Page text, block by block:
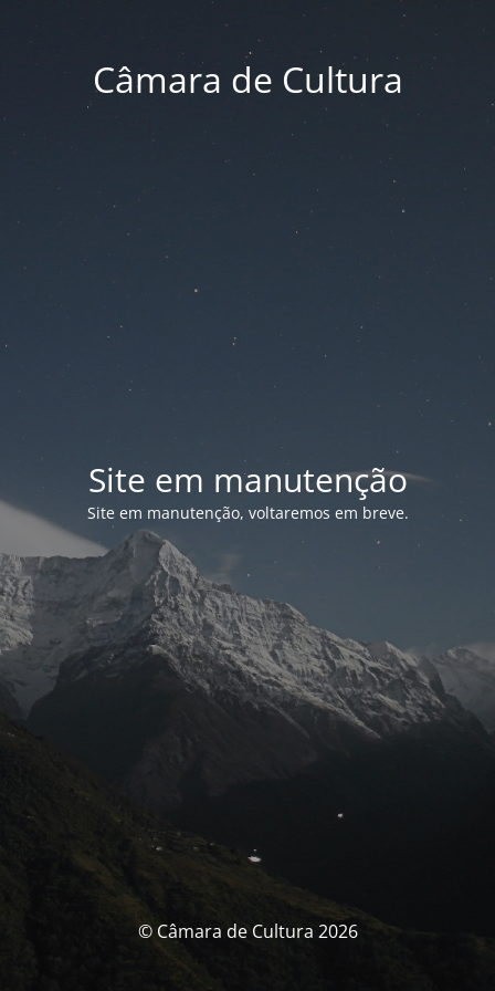
Câmara de Cultura
Site em manutenção
Site em manutenção, voltaremos em breve.
© Câmara de Cultura 2026